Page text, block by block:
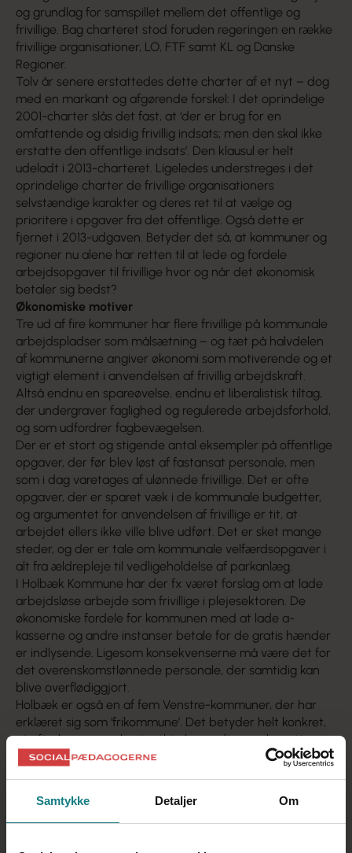
Samtykke Detaljer Om
og grundlag for samspillet mellem det offentlige og
frivillige. Bag charteret stod foruden regeringen en række
frivillige organisationer, LO, FTF samt KL og Danske
Regioner.
Tolv år senere erstattedes dette charter af et nyt – dog
med en markant og afgørende forskel: I det oprindelige
2001-charter slås det fast, at ‘der er brug for en
omfattende og alsidig frivillig indsats; men den skal ikke
erstatte den offentlige indsats’. Den klausul er helt
udeladt i 2013-charteret. Ligeledes understreges i det
oprindelige charter de frivillige organisationers
selvstændige karakter og deres ret til at vælge og
prioritere i opgaver fra det offentlige. Også dette er
fjernet i 2013-udgaven. Betyder det så, at kommuner og
regioner nu alene har retten til at lede og fordele
arbejdsopgaver til frivillige hvor og når det økonomisk
betaler sig bedst?
Økonomiske motiver
Tre ud af fire kommuner har flere frivillige på kommunale
arbejdspladser som målsætning – og tæt på halvdelen
af kommunerne angiver økonomi som motiverende og et
vigtigt element i anvendelsen af frivillig arbejdskraft.
Altså endnu en spareøvelse, endnu et liberalistisk tiltag,
der undergraver faglighed og regulerede arbejdsforhold,
og som udfordrer fagbevægelsen.
Der er et stort og stigende antal eksempler på offentlige
opgaver, der før blev løst af fastansat personale, men
som i dag varetages af ulønnede frivillige. Det er ofte
opgaver, der er sparet væk i de kommunale budgetter,
og argumentet for anvendelsen af frivillige er tit, at
arbejdet ellers ikke ville blive udført. Det er sket mange
steder, og der er tale om kommunale velfærdsopgaver i
alt fra ældrepleje til vedligeholdelse af parkanlæg.
I Holbæk Kommune har der fx været forslag om at lade
arbejdsløse arbejde som frivillige i plejesektoren. De
økonomiske fordele for kommunen med at lade a-
kasserne og andre instanser betale for de gratis hænder
er indlysende. Ligesom konsekvenserne må være det for
det overenskomstlønnede personale, der samtidig kan
blive overflødiggjort.
Holbæk er også en af fem Venstre-kommuner, der har
erklæret sig som ‘frikommune’. Det betyder helt konkret,
at efterlønnere og kontanthjælpsmodtagere benyttes
som ulønnet arbejdskraft i vuggestuer, børnehaver og
kræver ikke megen fantasi at forestille sig, hvordan
kreative offentlige arbejdsgivere i denne ånd kan bruge